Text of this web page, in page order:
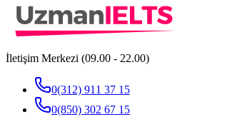
İletişim Merkezi (09.00 - 22.00)
0(312) 911 37 15
0(850) 302 67 15